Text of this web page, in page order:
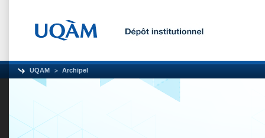
UQAM Archipel